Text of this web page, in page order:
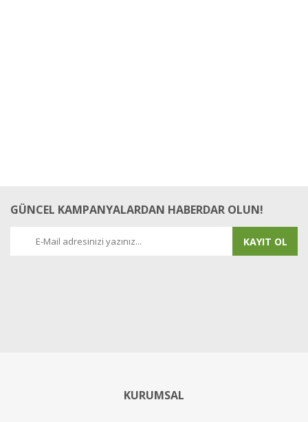
GÜNCEL KAMPANYALARDAN HABERDAR OLUN!
KAYIT OL
KURUMSAL